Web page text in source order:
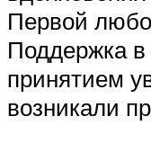
Первой
Поддержка
принятием
возникали